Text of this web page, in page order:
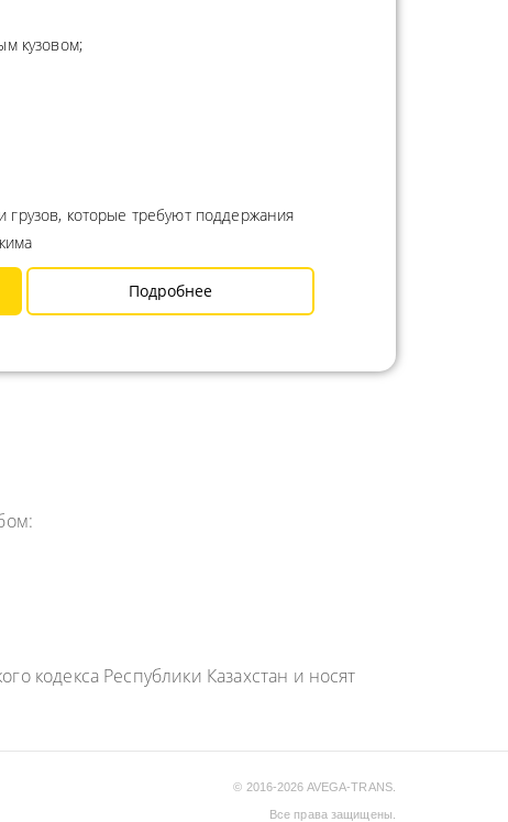
кузовом;
грузов, которые требуют поддержания
Подробнее
кодекса Республики Казахстан и носят
© 2016-2026 AVEGA-TRANS.
Все права защищены.